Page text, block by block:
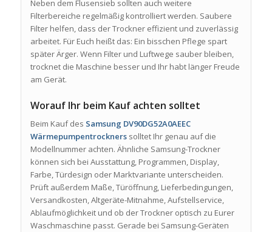
Neben dem Flusensieb sollten auch weitere
Filterbereiche regelmäßig kontrolliert werden. Saubere
Filter helfen, dass der Trockner effizient und zuverlässig
arbeitet. Für Euch heißt das: Ein bisschen Pflege spart
später Ärger. Wenn Filter und Luftwege sauber bleiben,
trocknet die Maschine besser und Ihr habt länger Freude
am Gerät.
Worauf Ihr beim Kauf achten solltet
Beim Kauf des Samsung DV90DG52A0AEEC
Wärmepumpentrocknerssolltet Ihr genau auf die
Modellnummer achten. Ähnliche Samsung-Trockner
können sich bei Ausstattung, Programmen, Display,
Farbe, Türdesign oder Marktvariante unterscheiden.
Prüft außerdem Maße, Türöffnung, Lieferbedingungen,
Versandkosten, Altgeräte-Mitnahme, Aufstellservice,
Ablaufmöglichkeit und ob der Trockner optisch zu Eurer
Waschmaschine passt. Gerade bei Samsung-Geräten